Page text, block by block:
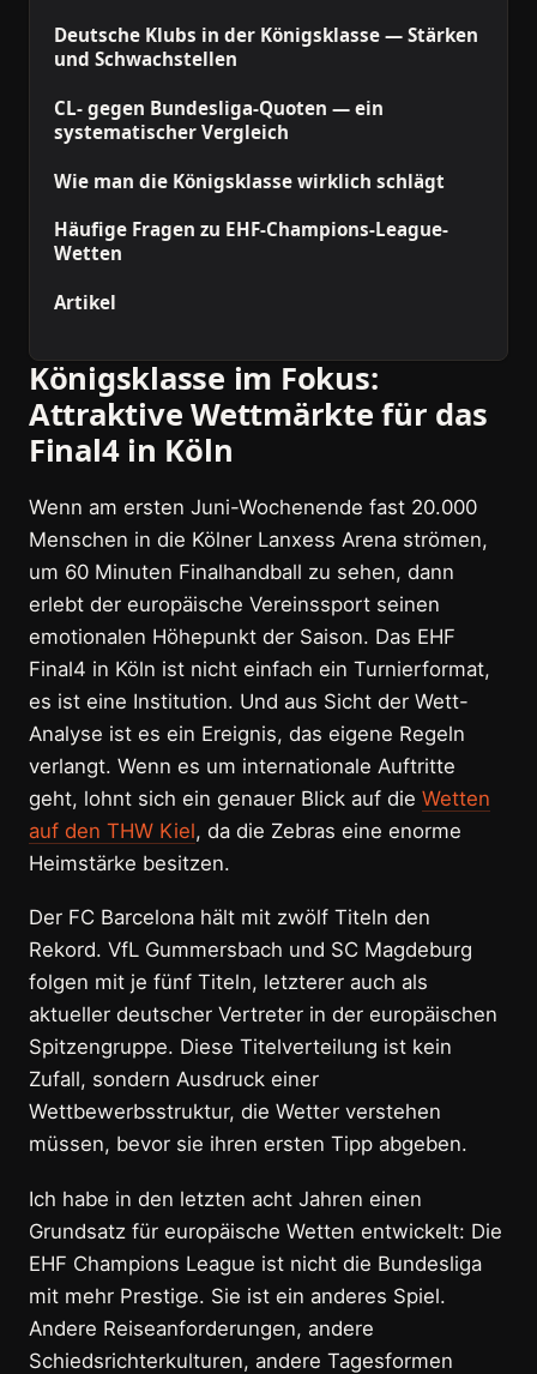
Deutsche Klubs in der Königsklasse — Stärken
und Schwachstellen
CL- gegen Bundesliga-Quoten — ein
systematischer Vergleich
Wie man die Königsklasse wirklich schlägt
Häufige Fragen zu EHF-Champions-League-
Wetten
Artikel
Königsklasse im Fokus:
Attraktive Wettmärkte für das
Final4 in Köln
Wenn am ersten Juni-Wochenende fast 20.000
Menschen in die Kölner Lanxess Arena strömen,
um 60 Minuten Finalhandball zu sehen, dann
erlebt der europäische Vereinssport seinen
emotionalen Höhepunkt der Saison. Das EHF
Final4 in Köln ist nicht einfach ein Turnierformat,
es ist eine Institution. Und aus Sicht der Wett-
Analyse ist es ein Ereignis, das eigene Regeln
verlangt. Wenn es um internationale Auftritte
geht, lohnt sich ein genauer Blick auf die Wetten
auf den THW Kiel, da die Zebras eine enorme
Heimstärke besitzen.
Der FC Barcelona hält mit zwölf Titeln den
Rekord. VfL Gummersbach und SC Magdeburg
folgen mit je fünf Titeln, letzterer auch als
aktueller deutscher Vertreter in der europäischen
Spitzengruppe. Diese Titelverteilung ist kein
Zufall, sondern Ausdruck einer
Wettbewerbsstruktur, die Wetter verstehen
müssen, bevor sie ihren ersten Tipp abgeben.
Ich habe in den letzten acht Jahren einen
Grundsatz für europäische Wetten entwickelt: Die
EHF Champions League ist nicht die Bundesliga
mit mehr Prestige. Sie ist ein anderes Spiel.
Andere Reiseanforderungen, andere
Schiedsrichterkulturen, andere Tagesformen